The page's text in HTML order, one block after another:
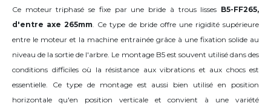
Ce moteur triphasé se fixe par une bride à trous lisses B5-FF265,
d'entre axe 265mm. Ce type de bride offre une rigidité supérieure
entre le moteur et la machine entrainée grâce à une fixation solide au
niveau de la sortie de l'arbre. Le montage B5 est souvent utilisé dans des
conditions difficiles où la résistance aux vibrations et aux chocs est
essentielle. Ce type de montage est aussi bien utilisé en position
horizontale qu'en position verticale et convient à une variété